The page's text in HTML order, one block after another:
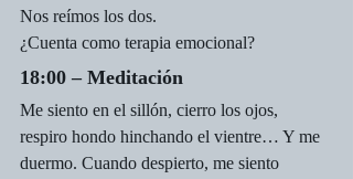
Nos reímos los dos.
¿Cuenta como terapia emocional?
18:00 – Meditación
Me siento en el sillón, cierro los ojos,
respiro hondo hinchando el vientre… Y me
duermo. Cuando despierto, me siento